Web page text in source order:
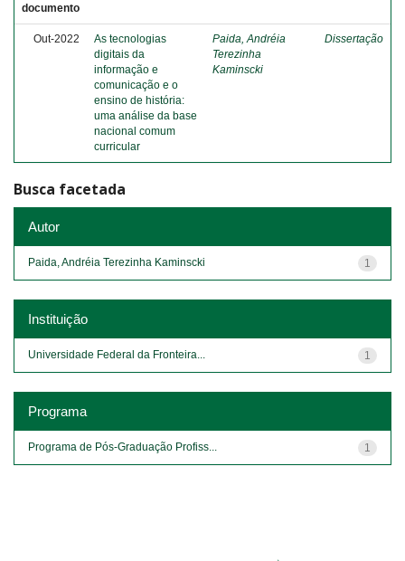
documento
Out-2022
As tecnologias
digitais da
informação e
comunicação e o
ensino de história:
uma análise da base
nacional comum
curricular
Paida, Andréia
Terezinha
Kaminscki
Dissertação
Busca facetada
Autor
1
Paida, Andréia Terezinha Kaminscki
Instituição
1
Universidade Federal da Fronteira...
Programa
1
Programa de Pós-Graduação Profiss...